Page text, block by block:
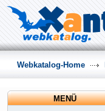
Webkatalog-Home
MENÜ